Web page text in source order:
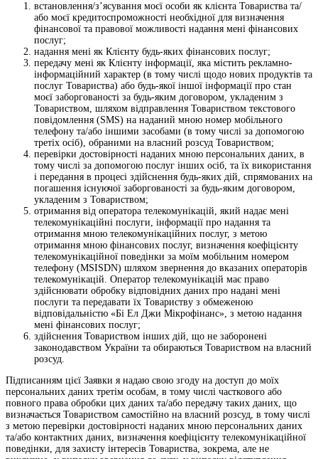
встановлення/з’ясування моєї особи як клієнта Товариства та/
або моєї кредитоспроможності необхідної для визначення
фінансової та правової можливості надання мені фінансових
послуг;
надання мені як Клієнту будь-яких фінансових послуг;
передачу мені як Клієнту інформації, яка містить рекламно-
інформаційний характер (в тому числі щодо нових продуктів та
послуг Товариства) або будь-якої іншої інформації про стан
моєї заборгованості за будь-яким договором, укладеним з
Товариством, шляхом відправлення Товариством текстового
повідомлення (SMS) на наданий мною номер мобільного
телефону та/або іншими засобами (в тому числі за допомогою
третіх осіб), обраними на власний розсуд Товариством;
перевірки достовірності наданих мною персональних даних, в
тому числі за допомогою послуг інших осіб, та їх використання
і передання в процесі здійснення будь-яких дій, спрямованих на
погашення існуючої заборгованості за будь-яким договором,
укладеним з Товариством;
отримання від оператора телекомунікацій, який надає мені
телекомунікаційні послуги, інформації про надання та
отримання мною телекомунікаційних послуг, з метою
отримання мною фінансових послуг, визначення коефіцієнту
телекомунікаційної поведінки за моїм мобільним номером
телефону (MSISDN) шляхом звернення до вказаних операторів
телекомунікацій. Оператор телекомунікацій має право
здійснювати обробку відповідних даних про надані мені
послуги та передавати їх Товариству з обмеженою
відповідальністю «Бі Ел Джи Мікрофінанс», з метою надання
мені фінансових послуг;
здійснення Товариством інших дій, що не заборонені
законодавством України та обираються Товариством на власний
розсуд.
Підписанням цієї Заявки я надаю свою згоду на доступ до моїх
персональних даних третім особам, в тому числі часткового або
повного права обробки цих даних та/або передачу таких даних, що
визначається Товариством самостійно на власний розсуд, в тому числі
з метою перевірки достовірності наданих мною персональних даних
та/або контактних даних, визначення коефіцієнту телекомунікаційної
поведінки, для захисту інтересів Товариства, зокрема, але не